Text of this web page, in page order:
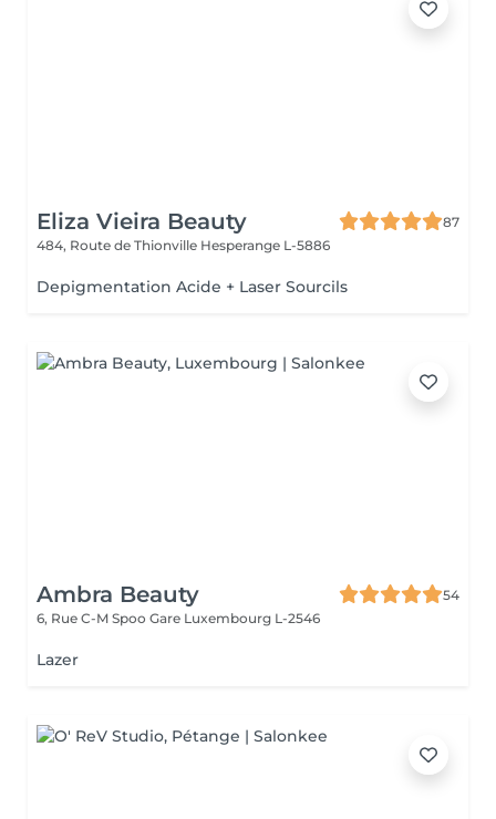
Eliza Vieira Beauty
87
484, Route de Thionville Hesperange L-5886
Depigmentation Acide + Laser Sourcils
Ambra Beauty
54
6, Rue C-M Spoo Gare Luxembourg L-2546
Lazer